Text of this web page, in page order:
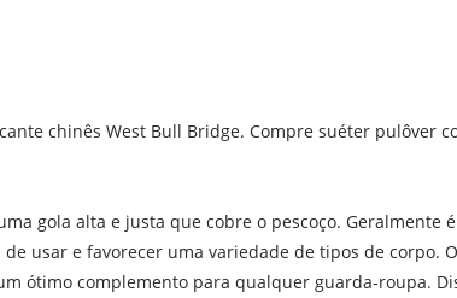
chinês West Bull Bridge. Compre suéter pulôver
gola alta e justa que cobre o pescoço. Geralmente
usar e favorecer uma variedade de tipos de corpo.
ótimo complemento para qualquer guarda-roupa.